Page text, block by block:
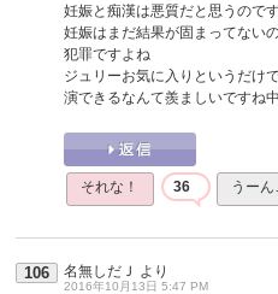
妊娠と痴漢は悪質だと思うので
妊娠はまだ結果が固まってない
犯罪ですよね
ジュリーお気に入りというだけ
演できるなんて羨ましいですね
それな！ 36 うー
106 名無しだＪ より
2016年10月13日 5:47 PM